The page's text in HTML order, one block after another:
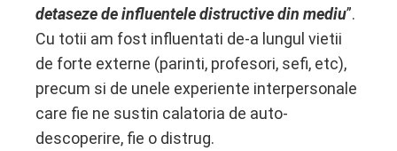
detaseze de influentele distructive din mediu”.
Cu totii am fost influentati de-a lungul vietii
de forte externe (parinti, profesori, sefi, etc),
precum si de unele experiente interpersonale
care fie ne sustin calatoria de auto-
descoperire, fie o distrug.